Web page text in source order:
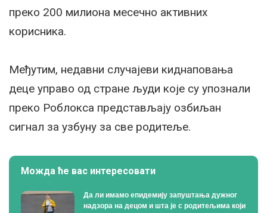
преко 200 милиона месечно активних
корисника.
Међутим, недавни случајеви киднаповања
деце управо од стране људи које су упознали
преко Роблокса представљају озбиљан
сигнал за узбуну за све родитеље.
Можда ће вас интересовати
Да ли имамо епидемију запуштања дужног
надзора на децом и шта је с родитељима који